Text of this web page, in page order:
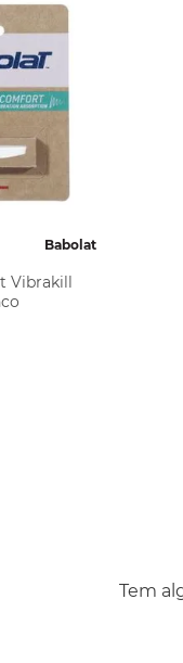
Babolat
Vibrakill
Tem